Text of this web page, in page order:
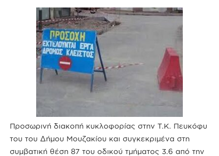
Προσωρινή διακοπή κυκλοφορίας στην Τ.Κ. Πευκόφυ
του του Δήμου Μουζακίου και συγκεκριμένα στη
συμβατική θέση 87 του οδικού τμήματος 3.6 από την